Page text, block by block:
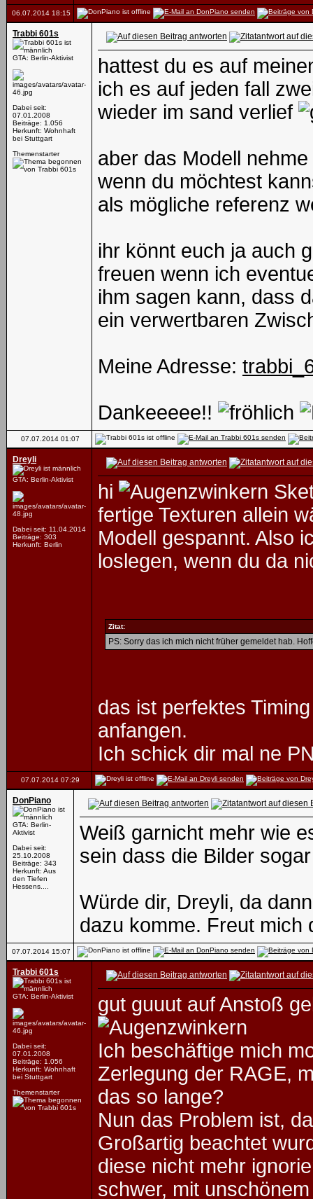
06.07.2014 18:15
Trabbi 601s
GTA: Berlin-Aktivist
Dabei seit:
07.01.2008
Beiträge: 1.056
Herkunft: Wohnhaft
bei Stuttgart
Themenstarter
hattest du es auf
ich es auf jeden fall
wieder im sand verlief
aber das Modell
wenn du möchtest
als mögliche referenz
ihr könnt euch ja auch
freuen wenn ich
ihm sagen kann, dass
ein verwertbaren
Meine Adresse:
Dankeeeee!!
07.07.2014 01:07
Dreyli
GTA: Berlin-Aktivist
Dabei seit: 11.04.2014
Beiträge: 303
Herkunft: Berlin
hi
fertige Texturen allein
Modell gespannt. Also
loslegen, wenn du da
Zitat:
PS: Sorry das ich mich nicht früher gemeldet hab.
das ist perfektes
anfangen.
Ich schick dir mal ne
07.07.2014 07:29
DonPiano
GTA: Berlin-
Aktivist
Dabei seit:
25.10.2008
Beiträge: 343
Herkunft: Aus
den Tiefen
Hessens....
Weiß garnicht mehr wie
sein dass die Bilder
Würde dir, Dreyli, da
dazu komme. Freut
07.07.2014 15:07
Trabbi 601s
GTA: Berlin-Aktivist
Dabei seit:
07.01.2008
Beiträge: 1.056
Herkunft: Wohnhaft
bei Stuttgart
Themenstarter
gut guuut auf Anstoß
Ich beschäftige mich
Zerlegung der RAGE,
das so lange?
Nun das Problem ist,
Großartig beachtet
diese nicht mehr
schwer, mit